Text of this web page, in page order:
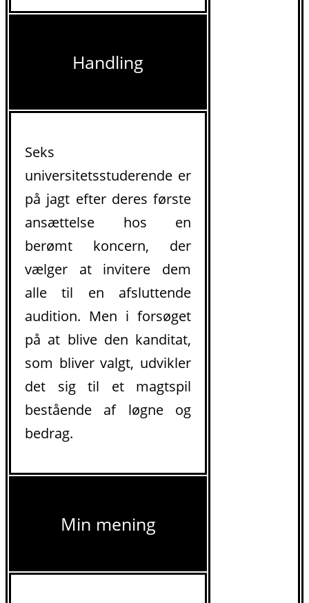
Handling
Seks
universitetsstuderende er
på jagt efter deres første
ansættelse hos en
berømt koncern, der
vælger at invitere dem
alle til en afsluttende
audition. Men i forsøget
på at blive den kanditat,
som bliver valgt, udvikler
det sig til et magtspil
bestående af løgne og
bedrag.
Min mening